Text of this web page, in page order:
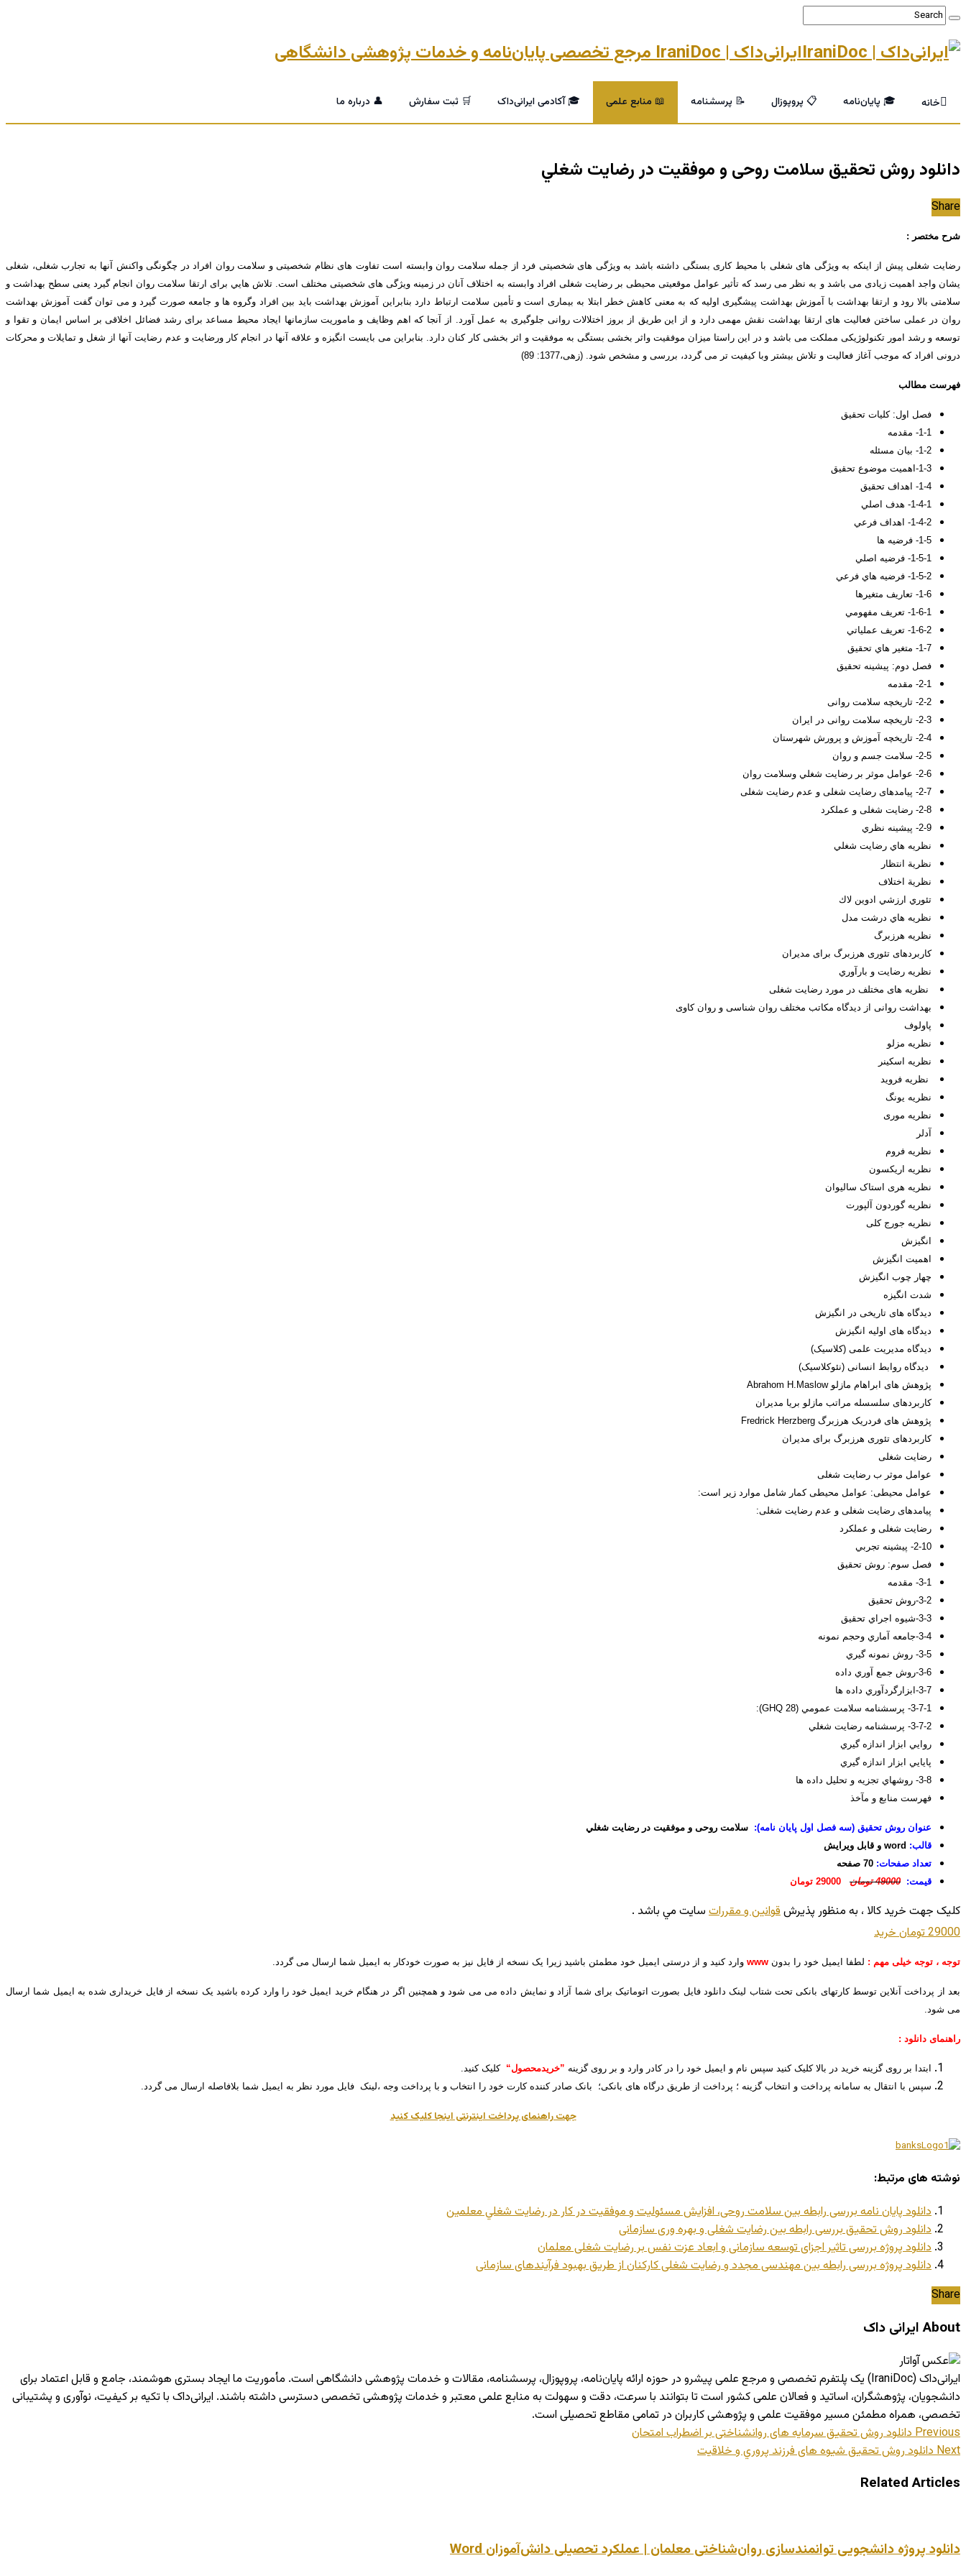
ایرانی‌داک | IraniDoc مرجع تخصصی پایان‌نامه و خدمات پژوهشی دانشگاهی
خانه 🎓 پایان‌نامه 📋 پروپوزال 📝 پرسشنامه 📖 منابع علمی 🎓 آکادمی ایرانی‌داک 🛒 ثبت سفارش 👤 درباره ما
دانلود روش تحقیق سلامت روحی و موفقیت در رضايت شغلي
Share
شرح مختصر :
رضايت شغلی پيش از اينکه به ويژگی های شغلی با محيط کاری بستگی داشته باشد به ويژگی های شخصيتی فرد از جمله سلامت روان وابسته است تفاوت های نظام شخصيتی و سلامت روان افراد در چگونگی واکنش آنها به تجارب شغلی، شغلی
يشان واجد اهميت زيادی می باشد و به نظر می رسد که تأثير عوامل موقعيتی محيطی بر رضايت شغلی افراد وابسته به اختلاف آنان در زمينه ويژگی های شخصيتی مختلف است. تلاش هايي برای ارتقا سلامت روان انجام گيرد يعنی سطح بهداشت و
سلامتی بالا رود و ارتقا بهداشت با آموزش بهداشت پيشگيری اوليه که به معنی کاهش خطر ابتلا به بيماری است و تأمين سلامت ارتباط دارد بنابراين آموزش بهداشت بايد بين افراد وگروه ها و جامعه صورت گيرد و می توان گفت آموزش بهداشت
روان در عملی ساختن فعاليت های ارتقا بهداشت نقش مهمی دارد و از اين طريق از بروز اختلالات روانی جلوگيری به عمل آورد. از آنجا که اهم وظایف و ماموریت سازمانها ایجاد محیط مساعد برای رشد فضائل اخلاقی بر اساس ایمان و تقوا و
توسعه و رشد امور تکنولوژیکی مملکت می باشد و در این راستا میزان موفقیت واثر بخشی بستگی به موفقیت و اثر بخشی کار کنان دارد. بنابراین می بایست انگیزه و علاقه آنها در انجام کار ورضایت و عدم رضایت آنها از شغل و تمایلات و محرکات
درونی افراد که موجب آغاز فعالیت و تلاش بیشتر وبا کیفیت تر می گردد، بررسی و مشخص شود. (زهی،1377: 89)
فهرست مطالب
فصل اول: كليات تحقيق
1-1- مقدمه
1-2- بیان مسئله
1-3-اهمیت موضوع تحقیق
1-4- اهداف تحقيق
1-4-1- هدف اصلي
1-4-2- اهداف فرعي
1-5- فرضیه ها
1-5-1- فرضيه اصلي
1-5-2- فرضيه هاي فرعي
1-6- تعاريف متغيرها
1-6-1- تعريف مفهومي
1-6-2- تعريف عملياتي
1-7- متغیر هاي تحقيق
فصل دوم: پيشينه تحقيق
2-1- مقدمه
2-2- تاریخچه سلامت روانی
2-3- تاریخچه سلامت روانی در ایران
2-4- تاریخچه آموزش و پرورش شهرستان
2-5- سلامت جسم و روان
2-6- عوامل موثر بر رضايت شغلي وسلامت روان
2-7- پیامدهای رضایت شغلی و عدم رضایت شغلی
2-8- رضایت شغلی و عملکرد
2-9- پيشينه نظري
نظريه هاي رضايت شغلي
نظرية انتظار
نظرية اختلاف
تئوري ارزشي ادوين لاك
نظريه هاي درشت مدل
نظريه هرزبرگ
کاربردهای تئوری هرزبرگ برای مدیران
نظريه رضايت و بارآوري
نظریه های مختلف در مورد رضایت شغلی
بهداشت روانی از دیدگاه مکاتب مختلف روان شناسی و روان کاوی
پاولوف
نظریه مزلو
نظریه اسکینر
نظریه فروید
نظریه یونگ
نظریه موری
آدلر
نظریه فروم
نظریه اریکسون
نظریه هری استاک سالیوان
نظریه گوردون آلپورت
نظریه جورج کلی
انگیزش
اهمیت انگیزش
چهار چوب انگیزش
شدت انگیزه
دیدگاه های تاریخی در انگیزش
دیدگاه های اولیه انگیزش
دیدگاه مدیریت علمی (کلاسیک)
دیدگاه روابط انسانی (نئوکلاسیک)
پژوهش های ابراهام مازلو Abrahom H.Maslow
کاربردهای سلسسله مراتب مازلو بریا مدیران
پژوهش های فردریک هرزبرگ Fredrick Herzberg
کاربردهای تئوری هرزبرگ برای مدیران
رضایت شغلی
عوامل موثر ب رضایت شغلی
عوامل محیطی: عوامل محیطی کمار شامل موارد زیر است:
پیامدهای رضایت شغلی و عدم رضایت شغلی:
رضایت شغلی و عملکرد
2-10- پيشينه تجربي
فصل سوم: روش تحقيق
3-1- مقدمه
3-2-روش تحقيق
3-3-شيوه اجراي تحقيق
3-4-جامعه آماري وحجم نمونه
3-5- روش نمونه گيري
3-6-روش جمع آوري داده
3-7-ابزارگردآوري داده ها
3-7-1- پرسشنامه سلامت عمومي (GHQ 28):
3-7-2- پرسشنامه رضايت شغلي
روايي ابزار اندازه گيري
پايايي ابزار اندازه گيري
3-8- روشهاي تجزيه و تحليل داده ها
فهرست منابع و مآخذ
عنوان روش تحقیق (سه فصل اول پایان نامه): سلامت روحی و موفقیت در رضايت شغلي
قالب:
تعداد صفحات:
قیمت: 49000 تومان 29000 تومان
کليک جهت خريد کالا ، به منظور پذيرشقوانين و مقررات سايت مي باشد .
29000 تومان
خريد
توجه ، توجه خیلی مهم : لطفا ایمیل خود را بدون www وارد کنید و از درستی ایمیل خود مطمئن باشید زیرا یک نسخه از فایل نیز به صورت خودکار به ایمیل شما ارسال می گردد.
بعد از پرداخت آنلاین توسط کارتهای بانکی تحت شتاب لینک دانلود فایل بصورت اتوماتیک برای شما آزاد و نمایش داده می می شود و همچنین اگر در هنگام خرید ایمیل خود را وارد کرده باشید یک نسخه از فایل خریداری شده به ایمیل شما ارسال
می شود.
راهنمای دانلود :
ابتدا بر روی گزینه خرید در بالا کلیک کنید سپس نام و ایمیل خود را در کادر وارد و بر روی گزینه ”خریدمحصول“ کلیک کنید.
سپس با انتقال به سامانه پرداخت و انتخاب گزینه ؛ پرداخت از طریق درگاه های بانکی؛ بانک صادر کننده کارت خود را انتخاب و با پرداخت وجه ،لینک فایل مورد نظر به ایمیل شما بلافاصله ارسال می گردد.
جهت راهنمای پرداخت اینترنتی اینجا کلیک کنید
نوشته های مرتبط:
دانلود پایان نامه بررسی رابطه بين سلامت روحی، افزایش مسئولیت و موفقیت در کار در رضايت شغلي معلمين
دانلود روش تحقیق بررسی رابطه بین رضایت شغلی و بهره وری سازمانی
دانلود پروژه بررسی تاثیر اجزای توسعه سازمانی و ابعاد عزت نفس بر رضایت شغلی معلمان
دانلود پروژه بررسی رابطه بین مهندسی مجدد و رضایت شغلی کارکنان از طریق بهبود فرآیندهای سازمانی
Share
About ایرانی داک
ایرانی‌داک (IraniDoc) یک پلتفرم تخصصی و مرجع علمی پیشرو در حوزه ارائه پایان‌نامه، پروپوزال، پرسشنامه، مقالات و خدمات پژوهشی دانشگاهی است. مأموریت ما ایجاد بستری هوشمند، جامع و قابل اعتماد برای
دانشجویان، پژوهشگران، اساتید و فعالان علمی کشور است تا بتوانند با سرعت، دقت و سهولت به منابع علمی معتبر و خدمات پژوهشی تخصصی دسترسی داشته باشند. ایرانی‌داک با تکیه بر کیفیت، نوآوری و پشتیبانی
تخصصی، همراه مطمئن مسیر موفقیت علمی و پژوهشی کاربران در تمامی مقاطع تحصیلی است.
Previousدانلود روش تحقیق سرمایه های روانشناختی بر اضطراب امتحان
Nextدانلود روش تحقیق شیوه های فرزند پروري و خلاقيت
Related Articles
دانلود پروژه دانشجویی توانمندسازی روان‌شناختی معلمان | عملکرد تحصیلی دانش‌آموزان Word